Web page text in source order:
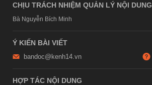
CHỊU TRÁCH NHIỆM QUẢN LÝ NỘI DUNG
Bà Nguyễn Bích Minh
Ý KIẾN BÀI VIẾT
bandoc@kenh14.vn
HỢP TÁC NỘI DUNG